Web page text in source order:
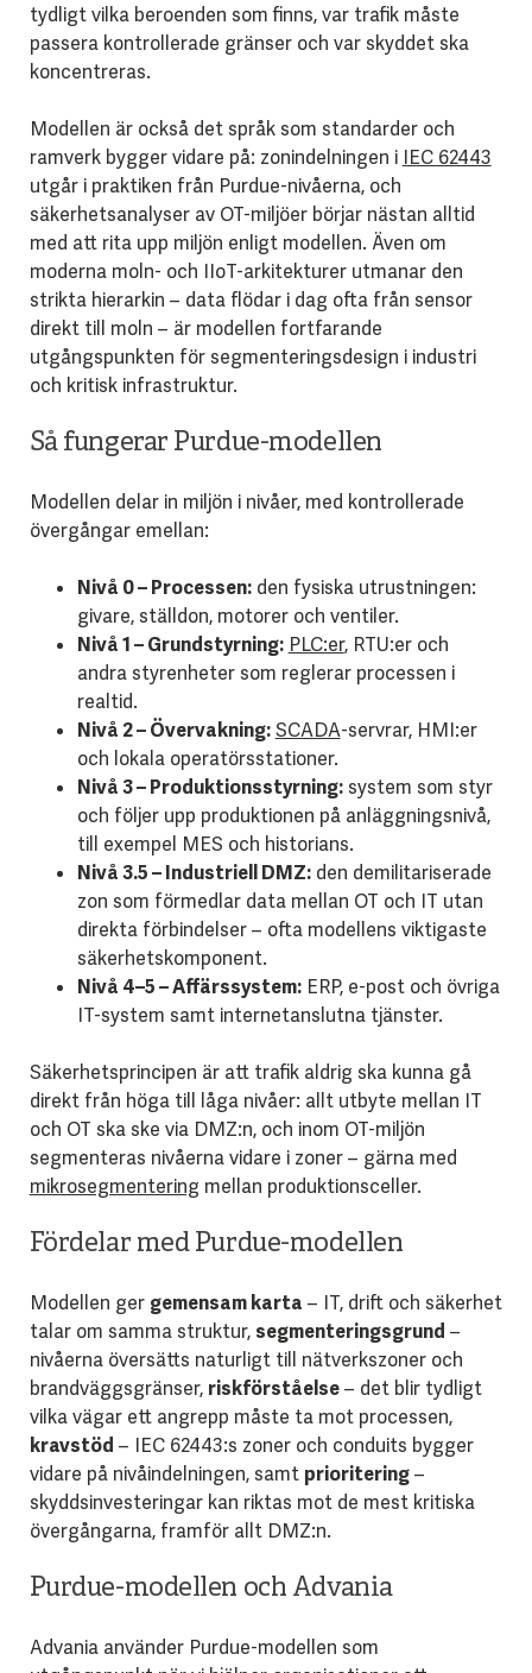
tydligt vilka beroenden som finns, var trafik måste
passera kontrollerade gränser och var skyddet ska
koncentreras.
Modellen är också det språk som standarder och
ramverk bygger vidare på: zonindelningen i IEC 62443
utgår i praktiken från Purdue-nivåerna, och
säkerhetsanalyser av OT-miljöer börjar nästan alltid
med att rita upp miljön enligt modellen. Även om
moderna moln- och IIoT-arkitekturer utmanar den
strikta hierarkin – data flödar i dag ofta från sensor
direkt till moln – är modellen fortfarande
utgångspunkten för segmenteringsdesign i industri
och kritisk infrastruktur.
Så fungerar Purdue-modellen
Modellen delar in miljön i nivåer, med kontrollerade
övergångar emellan:
Nivå 0 – Processen:den fysiska utrustningen:
givare, ställdon, motorer och ventiler.
Nivå 1 – Grundstyrning: PLC:er, RTU:er och
andra styrenheter som reglerar processen i
realtid.
Nivå 2 – Övervakning: SCADA-servrar, HMI:er
och lokala operatörsstationer.
Nivå 3 – Produktionsstyrning:system som styr
och följer upp produktionen på anläggningsnivå,
till exempel MES och historians.
Nivå 3.5 – Industriell DMZ:den demilitariserade
zon som förmedlar data mellan OT och IT utan
direkta förbindelser – ofta modellens viktigaste
säkerhetskomponent.
Nivå 4–5 – Affärssystem:ERP, e-post och övriga
IT-system samt internetanslutna tjänster.
Säkerhetsprincipen är att trafik aldrig ska kunna gå
direkt från höga till låga nivåer: allt utbyte mellan IT
och OT ska ske via DMZ:n, och inom OT-miljön
segmenteras nivåerna vidare i zoner – gärna med
mikrosegmentering mellan produktionsceller.
Fördelar med Purdue-modellen
Modellen ger gemensam karta – IT, drift och säkerhet
talar om samma struktur, segmenteringsgrund –
nivåerna översätts naturligt till nätverkszoner och
brandväggsgränser, riskförståelse– det blir tydligt
vilka vägar ett angrepp måste ta mot processen,
kravstöd – IEC 62443:s zoner och conduits bygger
vidare på nivåindelningen, samt prioritering–
skyddsinvesteringar kan riktas mot de mest kritiska
övergångarna, framför allt DMZ:n.
Purdue-modellen och Advania
Advania använder Purdue-modellen som